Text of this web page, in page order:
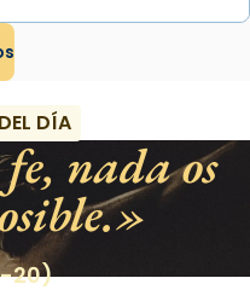
DÍA
nada os
20)